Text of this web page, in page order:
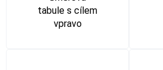
tabule s cílem
vpravo